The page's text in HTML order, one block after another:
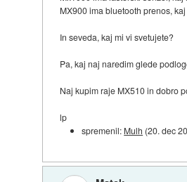
MX900 ima bluetooth prenos,
In seveda, kaj mi vi svetujete?
Pa, kaj naj naredim glede
Naj kupim raje MX510 in dobro
lp
spremenil: Mulh (20. dec